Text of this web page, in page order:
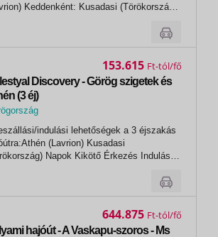
Keddenként: Kusadasi (Törökország)
Kusadasi 07:00 13:00 2.nap Patmosz*
Discovery - Görög szigetek és
(3 éj)
indulási lehetőségek a 3 éjszakás
(Lavrion) Kusadasi
Napok Kikötő Érkezés Indulás
Patmos* 16:30 21:30 3.nap Kréta...
153.615 Ft
hajóút - A Vaskapu-szoros - Ms
644.875 Ft